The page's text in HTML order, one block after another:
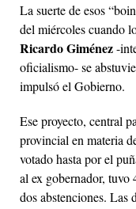
La suerte de esos
del miércoles cuando
Ricardo Giménez-
oficialismo- se
impulsó el Gobierno.
Ese proyecto, central
provincial en materia
votado hasta por el
al ex gobernador, tuvo
dos abstenciones. Las